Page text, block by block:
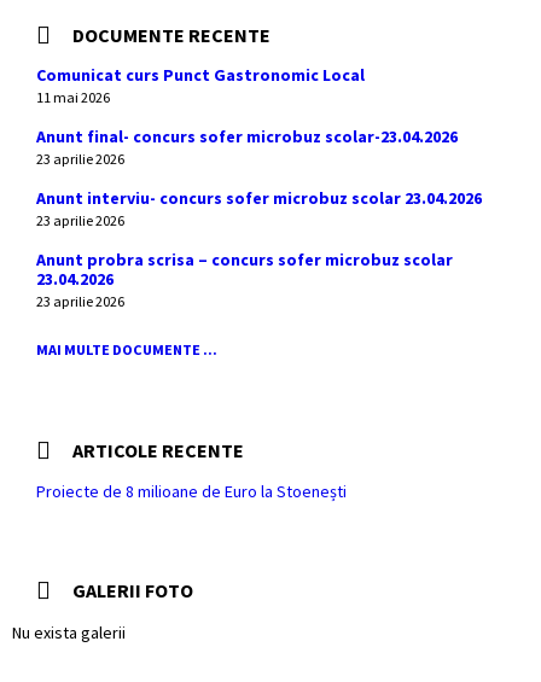
DOCUMENTE RECENTE
Comunicat curs Punct Gastronomic Local
11 mai 2026
Anunt final- concurs sofer microbuz scolar-23.04.2026
23 aprilie 2026
Anunt interviu- concurs sofer microbuz scolar 23.04.2026
23 aprilie 2026
Anunt probra scrisa – concurs sofer microbuz scolar
23.04.2026
23 aprilie 2026
MAI MULTE DOCUMENTE ...
ARTICOLE RECENTE
Proiecte de 8 milioane de Euro la Stoenești
GALERII FOTO
Nu exista galerii